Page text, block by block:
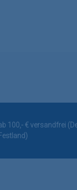
100,- € versandfrei